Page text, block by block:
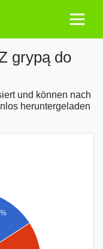
grypą do
und können nach
heruntergeladen